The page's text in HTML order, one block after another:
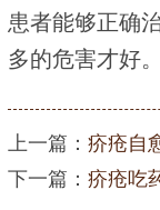
患者能够正确
多的危害才好。
上一篇： 疥疮自
下一篇： 疥疮吃